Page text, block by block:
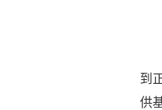
到
供